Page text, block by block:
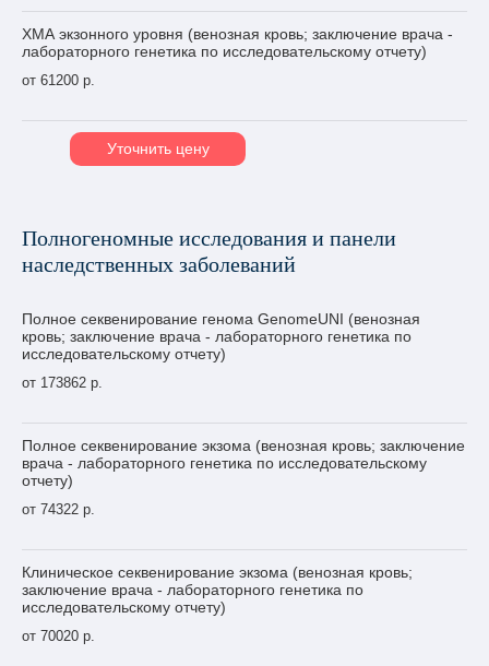
ХМА экзонного уровня (венозная кровь; заключение врача -
лабораторного генетика по исследовательскому отчету)
от 61200 р.
Уточнить цену
Полногеномные исследования и панели
наследственных заболеваний
Полное секвенирование генома GenomeUNI (венозная
кровь; заключение врача - лабораторного генетика по
исследовательскому отчету)
от 173862 р.
Полное секвенирование экзома (венозная кровь; заключение
врача - лабораторного генетика по исследовательскому
отчету)
от 74322 р.
Клиническое секвенирование экзома (венозная кровь;
заключение врача - лабораторного генетика по
исследовательскому отчету)
от 70020 р.